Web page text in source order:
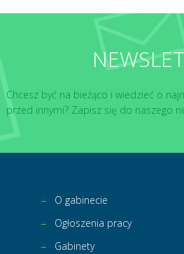
Chcesz być na bieżąco i wiedzieć o
przed innymi? Zapisz się do naszego
O gabinecie
Ogłoszenia pracy
Gabinety